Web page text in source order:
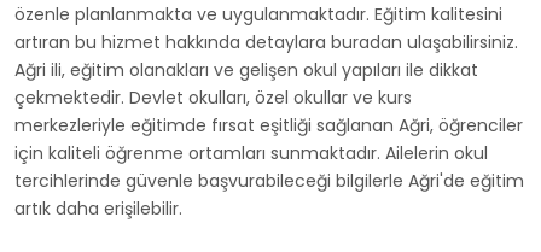
özenle planlanmakta ve uygulanmaktadır. Eğitim kalitesini
artıran bu hizmet hakkında detaylara buradan ulaşabilirsiniz.
Ağri ili, eğitim olanakları ve gelişen okul yapıları ile dikkat
çekmektedir. Devlet okulları, özel okullar ve kurs
merkezleriyle eğitimde fırsat eşitliği sağlanan Ağri, öğrenciler
için kaliteli öğrenme ortamları sunmaktadır. Ailelerin okul
tercihlerinde güvenle başvurabileceği bilgilerle Ağri'de eğitim
artık daha erişilebilir.